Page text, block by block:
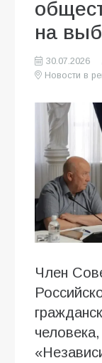
на
30.07.2026
Новости в
Член